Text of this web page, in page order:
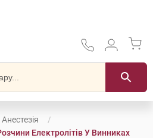
Електролітів У Винниках